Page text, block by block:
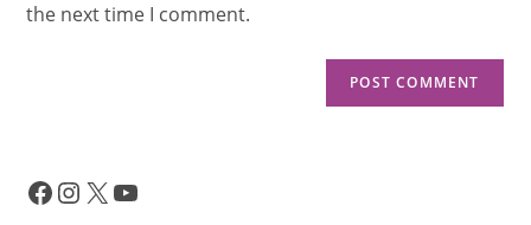
the next time I comment.